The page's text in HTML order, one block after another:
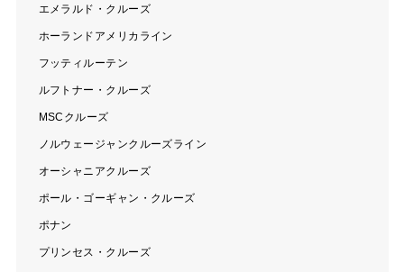
エメラルド・クルーズ
ホーランドアメリカライン
フッティルーテン
ルフトナー・クルーズ
MSCクルーズ
ノルウェージャンクルーズライン
オーシャニアクルーズ
ポール・ゴーギャン・クルーズ
ポナン
プリンセス・クルーズ